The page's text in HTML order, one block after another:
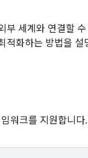
세계와 연결할
적화하는 방법을 설
워크를 지원합니다.